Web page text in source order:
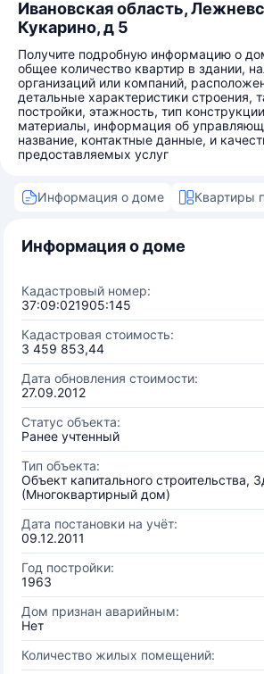
Ивановская область,
Кукарино, д 5
Получите подробную информацию о
общее количество квартир в здании,
организаций или компаний,
детальные характеристики строения,
постройки, этажность, тип
материалы, информация об
название, контактные данные, и
предоставляемых услуг
Информация о доме Квартиры
Информация о доме
Кадастровый номер:
37:09:021905:145
Кадастровая стоимость:
3 459 853,44
Дата обновления стоимости:
27.09.2012
Статус объекта:
Ранее учтенный
Тип объекта:
Объект капитального строительства,
(Многоквартирный дом)
Дата постановки на учёт:
09.12.2011
Год постройки:
1963
Дом признан аварийным:
Нет
Количество жилых помещений: